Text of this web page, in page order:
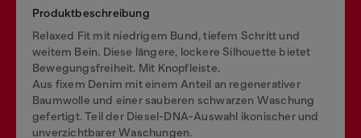
Produktbeschreibung
Relaxed Fit mit niedrigem Bund, tiefem Schritt und
weitem Bein. Diese längere, lockere Silhouette bietet
Bewegungsfreiheit. Mit Knopfleiste.
Aus fixem Denim mit einem Anteil an regenerativer
Baumwolle und einer sauberen schwarzen Waschung
gefertigt. Teil der Diesel-DNA-Auswahl ikonischer und
unverzichtbarer Waschungen.